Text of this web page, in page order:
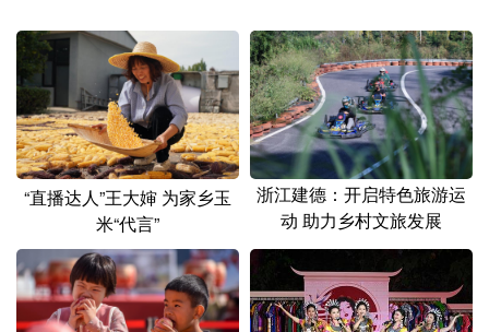
Deutsch Português
“直播达人”王大婶 为家乡玉
米“代言”
浙江建德：开启特色旅游运
动 助力乡村文旅发展